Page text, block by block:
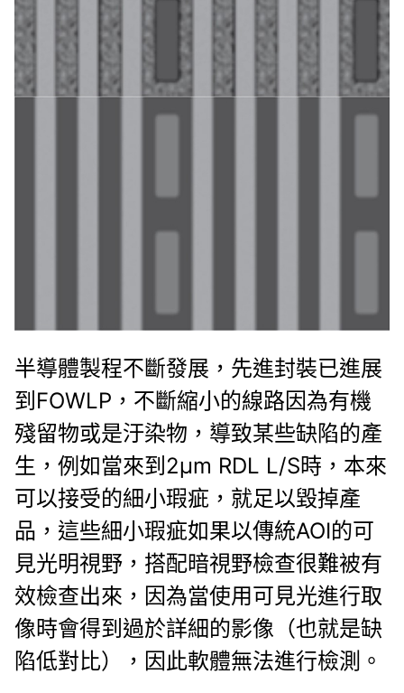
半導體製程不斷發展，先進封裝已進展
到FOWLP，不斷縮小的線路因為有機
殘留物或是汙染物，導致某些缺陷的產
生，例如當來到2μm RDL L/S時，本來
可以接受的細小瑕疵，就足以毀掉產
品，這些細小瑕疵如果以傳統AOI的可
見光明視野，搭配暗視野檢查很難被有
效檢查出來，因為當使用可見光進行取
像時會得到過於詳細的影像（也就是缺
陷低對比），因此軟體無法進行檢測。